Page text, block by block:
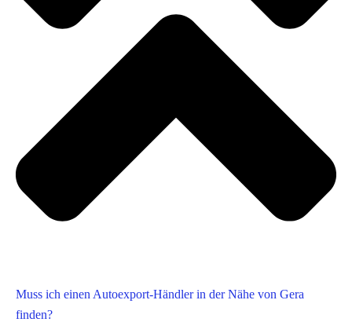
Muss ich einen Autoexport-Händler in der Nähe von Gera
finden?